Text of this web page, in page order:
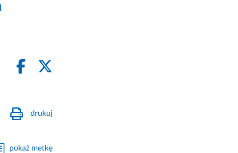
drukuj
pokaż metkę